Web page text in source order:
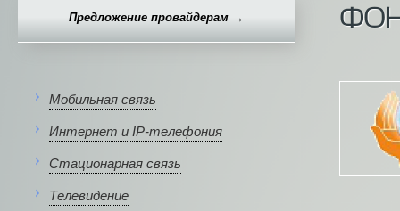
Предложение провайдерам →
Мобильная связь
Интернет и IP-телефония
Стационарная связь
Телевидение